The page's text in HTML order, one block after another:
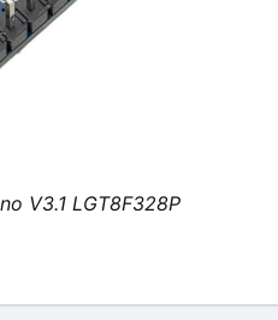
V3.1 LGT8F328P